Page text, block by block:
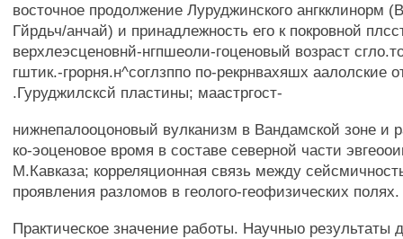
восточное продолжение Луруджинского ангкклинорм
Гйрдьч/анчай) и принадлежность его к покровной
верхлеэсценовнй-нгпшеоли-гоценовый возраст
гштик.-грорня.н^соглзппо по-рекрнвахяшх аалолские
.Гуруджилсксй пластины; маастргост-
нижнепалооцоновый вулканизм в Вандамской зоне и
ко-эоценовое вромя в составе северной части
М.Кавказа; корреляционная связь между
проявления разломов в геолого-геофизических полях.
Практическое значение работы. Научныо результаты